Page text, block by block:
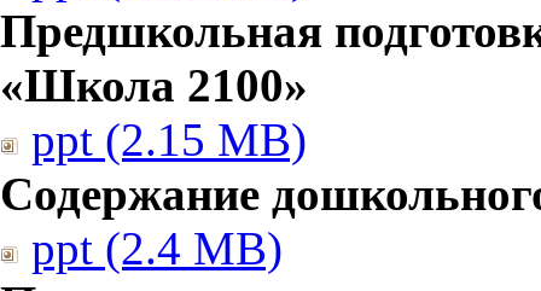
Предшкольная
«Школа 2100»
ppt (2.15 MB)
Содержание
ppt (2.4 MB)